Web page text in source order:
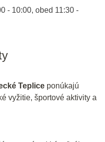
- 10:00, obed 11:30 -
Teplice ponúkajú
vyžitie, športové aktivity a